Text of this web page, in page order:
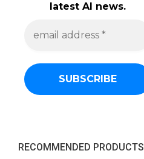
latest AI news.
a
d
s
RECOMMENDED PRODUCTS